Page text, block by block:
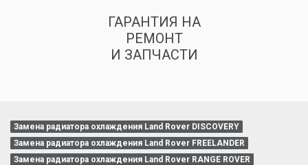
ГАРАНТИЯ НА
РЕМОНТ
И ЗАПЧАСТИ
Замена радиатора охлаждения Land Rover DISCOVERY
Замена радиатора охлаждения Land Rover FREELANDER
Замена радиатора охлаждения Land Rover RANGE ROVER